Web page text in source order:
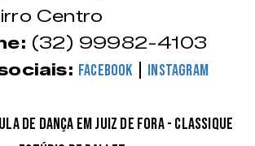
Centro
(32) 99982-4103
Facebook Instagram